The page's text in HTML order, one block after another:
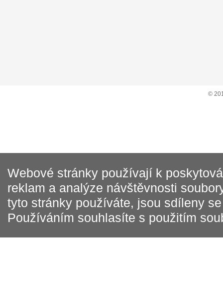
©
Webové stránky používají k
reklam a analýze návštěvnosti
tyto stránky používáte, jsou sdíleny
Používáním souhlasíte s použitím